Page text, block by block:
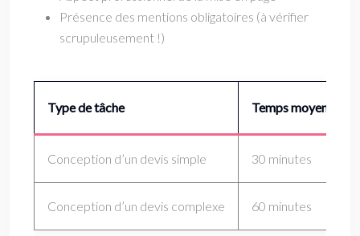
Présence des mentions obligatoires (à vérifier
scrupuleusement !)
Type de tâche Temps moyen sans
Conception d’un devis simple 30 minutes
Conception d’un devis complexe 60 minutes